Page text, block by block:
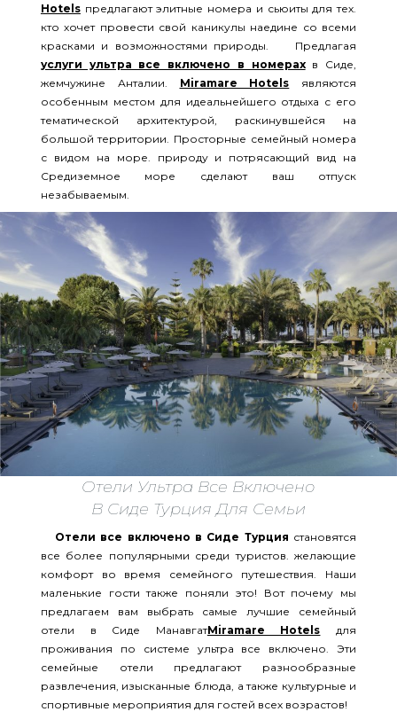
Hotelsпредлагают элитные номера и сьюиты для тех.
кто хочет провести свой каникулы наедине со всеми
красками и возможностями природы. Предлагая
услуги ультра все включено в номерах в Сиде,
жемчужине Анталии. Miramare Hotels являются
особенным местом для идеальнейшего отдыха с его
тематической архитектурой, раскинувшейся на
большой территории. Просторные семейный номера
с видом на море. природу и потрясающий вид на
Средиземное море сделают ваш отпуск
незабываемым.
Отели Ультра Все Включено
В Сиде Турция Для Семьи
Отели все включено в Сиде Турция становятся
все более популярными среди туристов. желающие
комфорт во время семейного путешествия. Наши
маленькие гости также поняли это! Вот почему мы
предлагаем вам выбрать самые лучшие семейный
отели в Сиде МанавгатMiramare Hotels для
проживания по системе ультра все включено. Эти
семейные отели предлагают разнообразные
развлечения, изысканные блюда, а также культурные и
спортивные мероприятия для гостей всех возрастов!